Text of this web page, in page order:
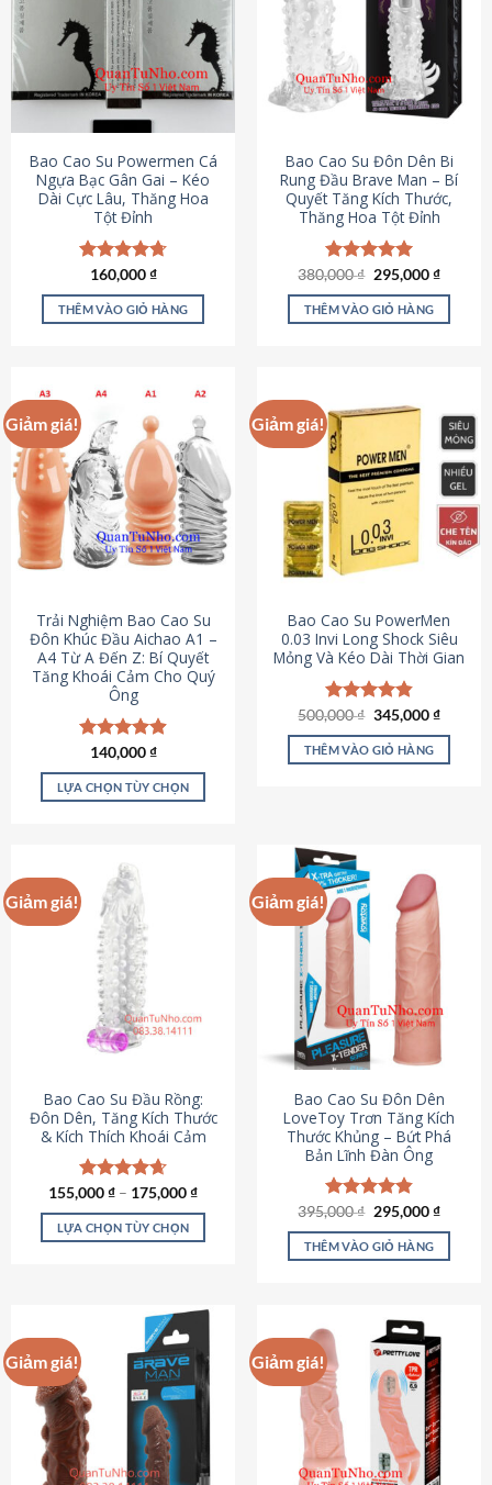
thể.
Các
tùy
chọn
có
chọn
trên
trang
sản
phẩm
Bao Cao Su Powermen Cá
Ngựa Bạc Gân Gai – Kéo
Dài Cực Lâu, Thăng Hoa
Tột Đỉnh
Được xếp
hạng4.73
5 sao
160,000₫
THÊM VÀO GIỎ HÀNG
Bao Cao Su Đôn Dên Bi
Rung Đầu Brave Man – Bí
Quyết Tăng Kích Thước,
Thăng Hoa Tột Đỉnh
Được xếp
hạng5.00
5 sao
380,000₫ Giá
là:
380,000 ₫.
295,000₫Giá
tại
THÊM VÀO GIỎ HÀNG
Giảm giá!
Trải Nghiệm Bao Cao Su
Đôn Khúc Đầu Aichao A1 –
A4 Từ A Đến Z: Bí Quyết
Tăng Khoái Cảm Cho Quý
Ông
Được xếp
hạng4.88
5 sao
140,000₫
LỰA CHỌN TÙY CHỌN
có
nhiều
biến
thể.
Các
tùy
chọn
có
chọn
trên
trang
sản
phẩm
Giảm giá!
Bao Cao Su PowerMen
0.03 Invi Long Shock Siêu
Mỏng Và Kéo Dài Thời Gian
Được xếp
hạng4.85
5 sao
500,000₫ Giá
là:
500,000 ₫.
345,000₫Giá
tại
THÊM VÀO GIỎ HÀNG
Giảm giá!
Bao Cao Su Đầu Rồng:
Đôn Dên, Tăng Kích Thước
& Kích Thích Khoái Cảm
Được xếp
hạng4.69
5 sao
155,000₫ – 175,000₫
LỰA CHỌN TÙY CHỌN
nhiều
biến
thể.
Các
tùy
chọn
Giảm giá!
Bao Cao Su Đôn Dên
LoveToy Trơn Tăng Kích
Thước Khủng – Bứt Phá
Bản Lĩnh Đàn Ông
Được xếp
hạng4.82
5 sao
395,000₫ Giá
là:
395,000 ₫.
295,000₫Giá
tại
THÊM VÀO GIỎ HÀNG
Giảm giá! Giảm giá!